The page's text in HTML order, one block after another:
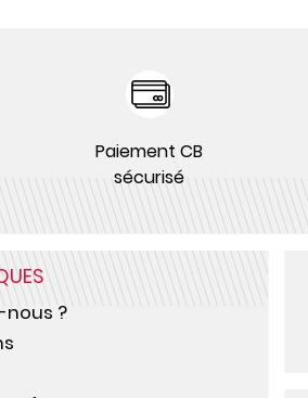
Paiement CB
sécurisé
?